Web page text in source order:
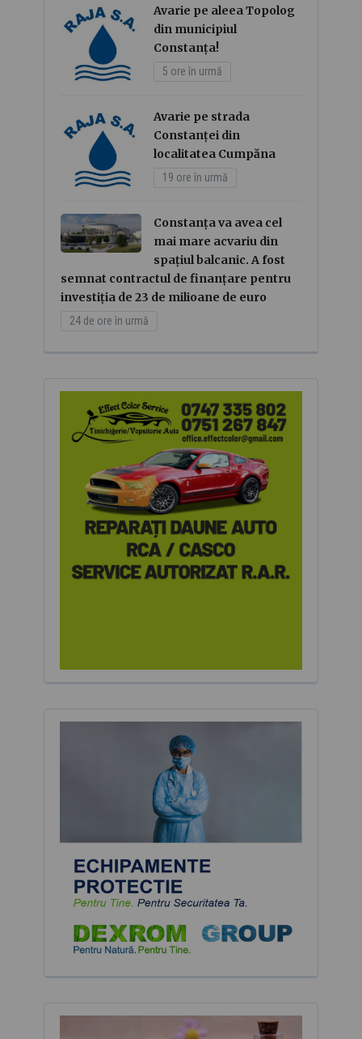
Avarie pe aleea Topolog
din municipiul
Constanța!
5 ore în urmă
Avarie pe strada
Constanței din
localitatea Cumpăna
19 ore în urmă
Constanța va avea cel
mai mare acvariu din
spațiul balcanic. A fost
semnat contractul de finanțare pentru
investiția de 23 de milioane de euro
24 de ore în urmă